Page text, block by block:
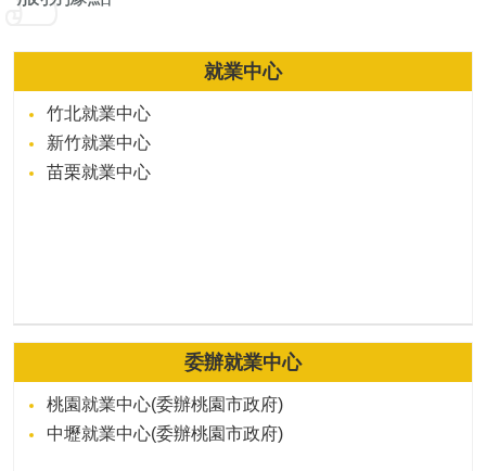
就業中心
竹北就業中心
新竹就業中心
苗栗就業中心
委辦就業中心
桃園就業中心(委辦桃園市政府)
中壢就業中心(委辦桃園市政府)